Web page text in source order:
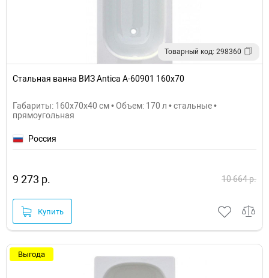
Товарный код: 298360
Стальная ванна ВИЗ Antica А-60901 160х70
Габариты: 160x70x40 см • Объем: 170 л • стальные •
прямоугольная
Россия
9 273 р. 10 664 р.
Купить
Выгода